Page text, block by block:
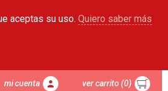
aceptas su uso. Quiero saber más
mi cuenta ver carrito (0)